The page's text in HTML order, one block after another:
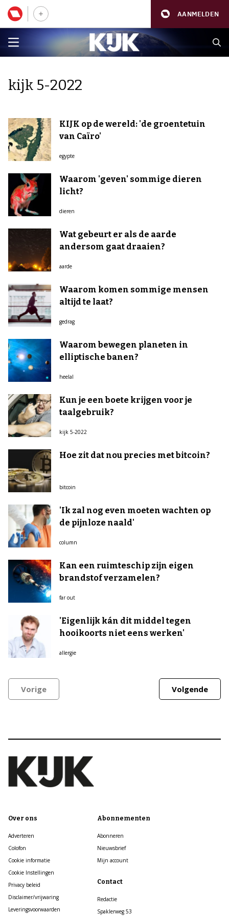
AANMELDEN
kijk 5-2022
KIJK op de wereld: 'de groentetuin
van Caïro'
egypte
Waarom 'geven' sommige dieren
licht?
dieren
Wat gebeurt er als de aarde
andersom gaat draaien?
aarde
Waarom komen sommige mensen
altijd te laat?
gedrag
Waarom bewegen planeten in
elliptische banen?
heelal
Kun je een boete krijgen voor je
taalgebruik?
kijk 5-2022
Hoe zit dat nou precies met bitcoin?
bitcoin
'Ik zal nog even moeten wachten op
de pijnloze naald'
column
Kan een ruimteschip zijn eigen
brandstof verzamelen?
far out
'Eigenlijk kán dit middel tegen
hooikoorts niet eens werken'
allergie
Vorige Volgende
Over ons
Adverteren
Colofon
Cookie informatie
Cookie Instellingen
Privacy beleid
Disclaimer/vrijwaring
Leveringsvoorwaarden
Abonnementen
Abonneren
Nieuwsbrief
Mijn account
Contact
Redactie
Spaklerweg 53